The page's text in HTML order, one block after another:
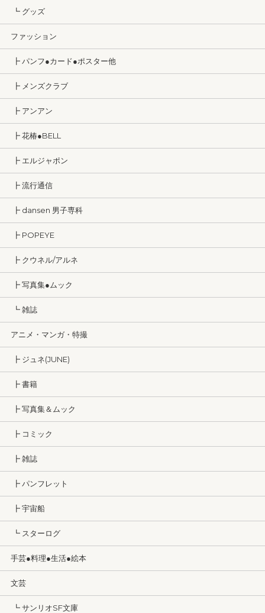
┗ グッズ
ファッション
┣ パンフ●カード●ポスター他
┣ メンズクラブ
┣ アンアン
┣ 花椿●BELL
┣ エルジャポン
┣ 流行通信
┣ dansen 男子専科
┣ POPEYE
┣ クウネル/アルネ
┣ 写真集●ムック
┗ 雑誌
アニメ・マンガ・特撮
┣ ジュネ(JUNE)
┣ 書籍
┣ 写真集＆ムック
┣ コミック
┣ 雑誌
┣ パンフレット
┣ 宇宙船
┗ スターログ
手芸●料理●生活●絵本
文芸
┗ サンリオSF文庫